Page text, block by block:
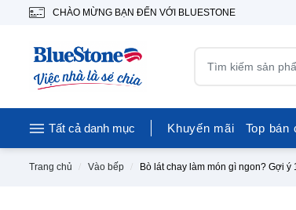
CHÀO MỪNG BẠN ĐẾN VỚI BLUESTONE
Tất cả danh mục Khuyến mãi Top bán
Trang chủ Vào bếp Bò lát chay làm món gì ngon? Gợi